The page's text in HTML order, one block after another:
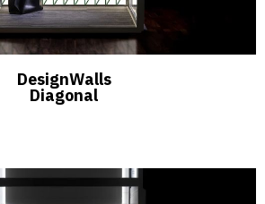
DesignWalls
Diagonal